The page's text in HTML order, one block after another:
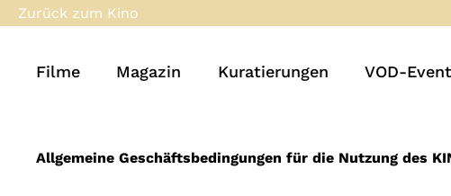
Zurück zum Kino
Filme Magazin Kuratierungen VOD-
Allgemeine Geschäftsbedingungen für die Nutzung des